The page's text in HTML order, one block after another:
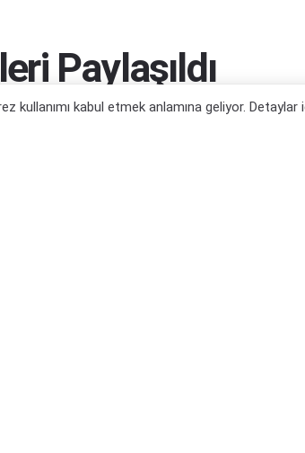
Paylaşıldı
kullanımı kabul etmek anlamına geliyor. Detaylar